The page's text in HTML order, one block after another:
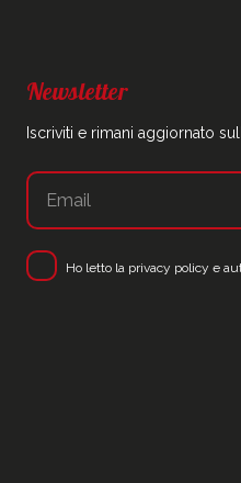
Newsletter
Iscriviti e rimani aggiornato
Ho letto la privacy policy e